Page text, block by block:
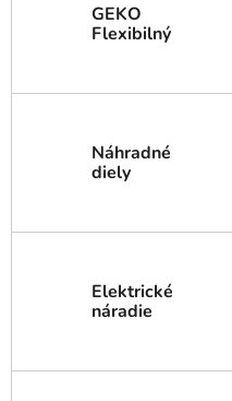
GEKO
Flexibilný
Náhradné
diely
Elektrické
náradie